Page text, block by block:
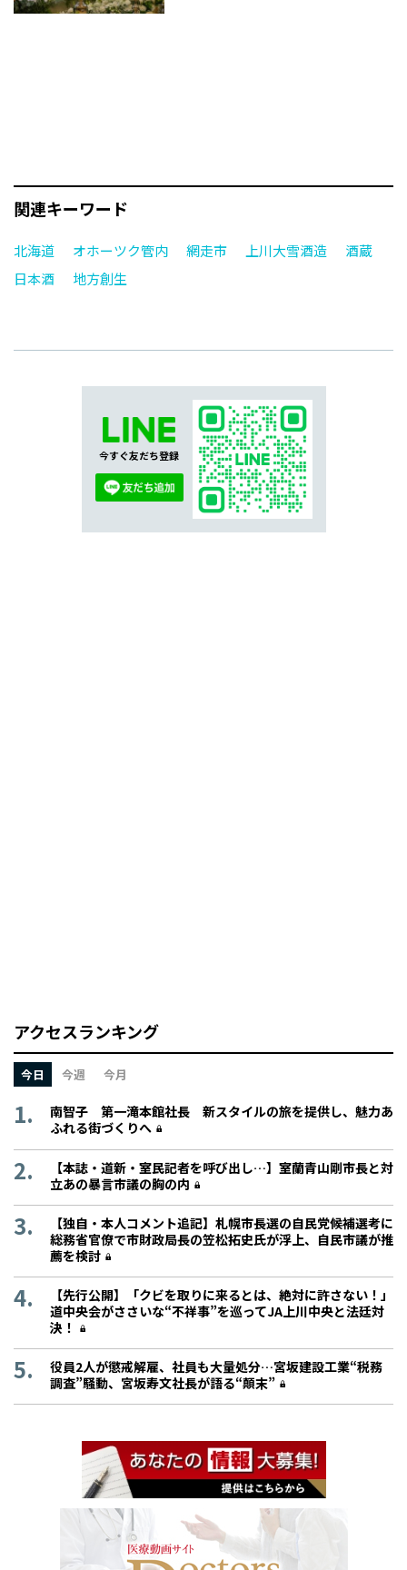
関連キーワード
北海道 オホーツク管内 網走市 上川大雪酒造
酒蔵
日本酒
地方創生
今すぐ友だち登録
アクセスランキング
今日 今週 今月
南智子 第一滝本館社長 新スタイルの旅を提供し、魅力あ
ふれる街づくりへ
【本誌・道新・室民記者を呼び出し…】室蘭青山剛市長と対
立あの暴言市議の胸の内
【独自・本人コメント追記】札幌市長選の自民党候補選考に
総務省官僚で市財政局長の笠松拓史氏が浮上、自民市議が推
薦を検討
【先行公開】「クビを取りに来るとは、絶対に許さない！」
道中央会がささいな“不祥事”を巡ってJA上川中央と法廷対
決！
役員2人が懲戒解雇、社員も大量処分…宮坂建設工業“税務
調査”騒動、宮坂寿文社長が語る“顛末”